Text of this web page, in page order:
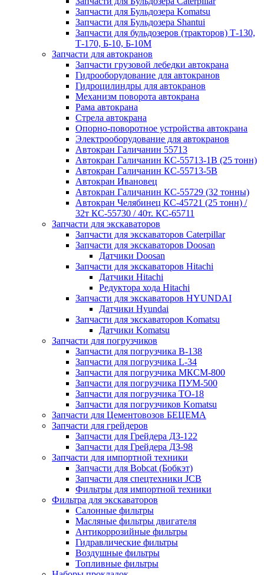
Запчасти для Бульдозера Komatsu
Запчасти для Бульдозера Shantui
Запчасти для бульдозеров (тракторов) Т-130,
Т-170, Б-10, Б-10М
Запчасти для автокранов
Запчасти грузовой лебедки автокрана
Гидрооборудование для автокранов
Гидроцилиндры для автокранов
Механизм поворота автокрана
Рама автокрана
Стрела автокрана
Опорно-поворотное устройства автокрана
Электрооборудование для автокранов
Автокран Галичанин 55713
Автокран Галичанин КС-55713-1В (25 тонн)
Автокран Галичанин КС-55713-5В
Автокран Ивановец
Автокран Галичанин КС-55729 (32 тонны)
Автокран Челябинец КС-45721 (25 тонн) /
32т КС-55730 / 40т. КС-65711
Запчасти для экскаваторов
Запчасти для экскаваторов Caterpillar
Запчасти для экскаваторов Doosan
Датчики Doosan
Запчасти для экскаваторов Hitachi
Датчики Hitachi
Редуктора хода Hitachi
Запчасти для экскаваторов HYUNDAI
Датчики Hyundai
Запчасти для экскаваторов Komatsu
Датчики Komatsu
Запчасти для погрузчиков
Запчасти для погрузчика B-138
Запчасти для погрузчика L-34
Запчасти для погрузчика МКСМ-800
Запчасти для погрузчика ПУМ-500
Запчасти для погрузчика ТО-18
Запчасти для погрузчиков Komatsu
Запчасти для Цементовозов БЕЦЕМА
Запчасти для грейдеров
Запчасти для Грейдера ДЗ-122
Запчасти для Грейдера ДЗ-98
Запчасти для импортной техники
Запчасти для Bobcat (Бобкэт)
Запчасти для спецтехники JCB
Фильтры для импортной техники
Фильтра для экскаваторов
Салонные фильтры
Масляные фильтры двигателя
Антикоррозийные фильтры
Гидравлические фильтры
Воздушные фильтры
Топливные фильтры